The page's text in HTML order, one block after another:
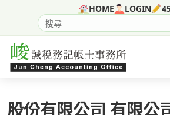
HOME LOGIN
搜尋網站內容
股份有限公司 有限公